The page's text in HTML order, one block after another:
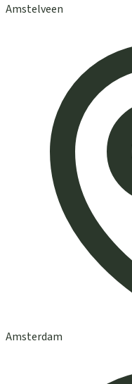
Amstelveen
Amsterdam